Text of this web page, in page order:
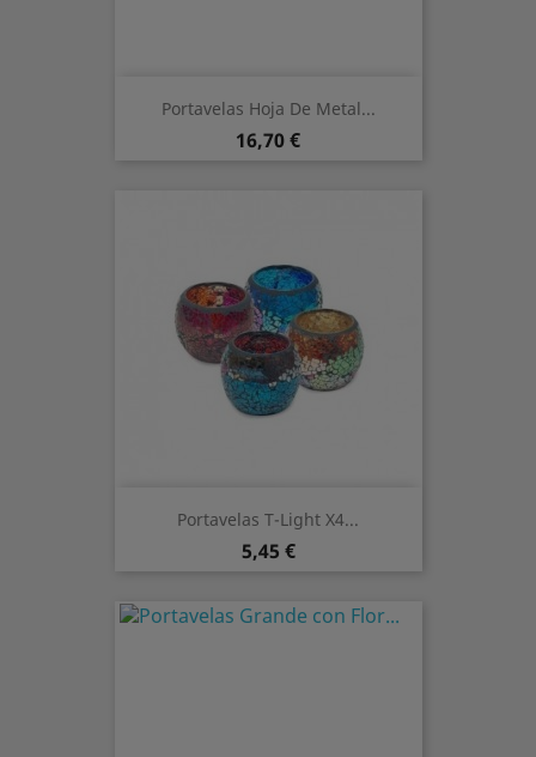
Portavelas Hoja De Metal...
Preis
16,70 €
Portavelas T-Light X4...
Preis
5,45 €